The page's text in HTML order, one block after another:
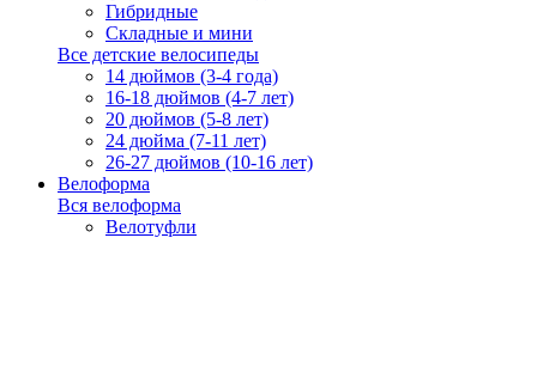
Гибридные
Складные и мини
Все детские велосипеды
14 дюймов (3-4 года)
16-18 дюймов (4-7 лет)
20 дюймов (5-8 лет)
24 дюйма (7-11 лет)
26-27 дюймов (10-16 лет)
Велоформа
Вся велоформа
Велотуфли